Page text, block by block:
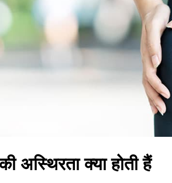
अस्थिरता क्या होती हैं